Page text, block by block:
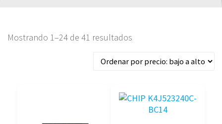
Mostrando 1–24 de 41 resultados
precio:
alto